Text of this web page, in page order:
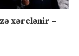
xərclənir –